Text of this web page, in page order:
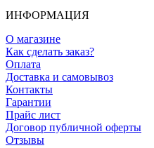
ИНФОРМАЦИЯ
О магазине
Как сделать заказ?
Оплата
Доставка и самовывоз
Контакты
Гарантии
Прайс лист
Договор публичной оферты
Отзывы